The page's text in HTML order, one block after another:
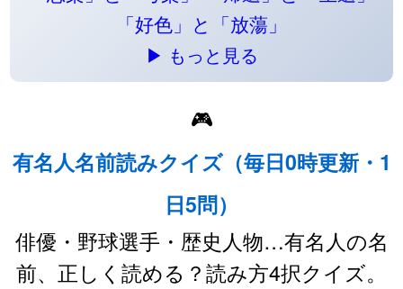
「好色」と「放蕩」
▶ もっと見る
🎮
有名人名前読みクイズ（毎日0時更新・1
日5問）
俳優・野球選手・歴史人物…有名人の名
前、正しく読める？読み方4択クイズ。